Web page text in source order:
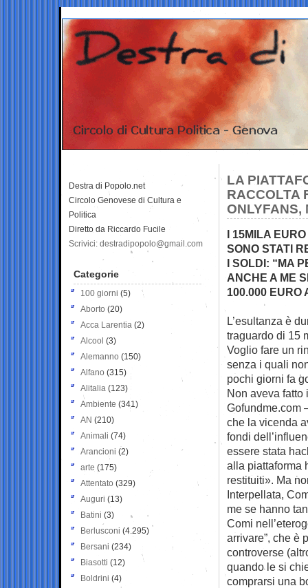
LA
RACCOLTA
ONLYFANS,
I 15MILA
SONO STATI
I SOLDI: “MA
ANCHE A ME
100.000 EURO
L’esultanza è
traguardo di 15
Voglio fare un
senza i quali
pochi giorni fa
Non aveva fatto
Gofundme.com
che la vicenda
fondi
essere stata
alla piattaforma
restituiti». Ma
Interpellata,
me se hanno
Comi
arrivare”, che è
controverse
quando le si
comprarsi una
Destra di Popolo.net
Circolo Genovese di Cultura e
Politica
Diretto da Riccardo Fucile
Scrivici: destradipopolo@gmail.com
Categorie
100 giorni (5)
Aborto (20)
Acca Larentia (2)
Alcool (3)
Alemanno (150)
Alfano (315)
Alitalia (123)
Ambiente (341)
AN (210)
Animali (74)
Arancioni (2)
arte (175)
Attentato (329)
Auguri (13)
Batini (3)
Berlusconi (4.295)
Bersani (234)
Biasotti (12)
Boldrini (4)